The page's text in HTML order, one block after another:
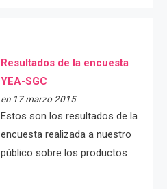
Resultados de la encuesta
YEA-SGC
en 17 marzo 2015
Estos son los resultados de la
encuesta realizada a nuestro
público sobre los productos